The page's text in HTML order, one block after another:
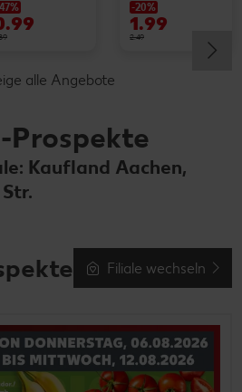
-20%
1.99
2.49
alle Angebote
Prospekte
Kaufland Aachen,
Filiale wechseln